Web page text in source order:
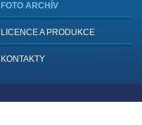
FOTO ARCHÍV
LICENCE A PRODUKCE
KONTAKTY